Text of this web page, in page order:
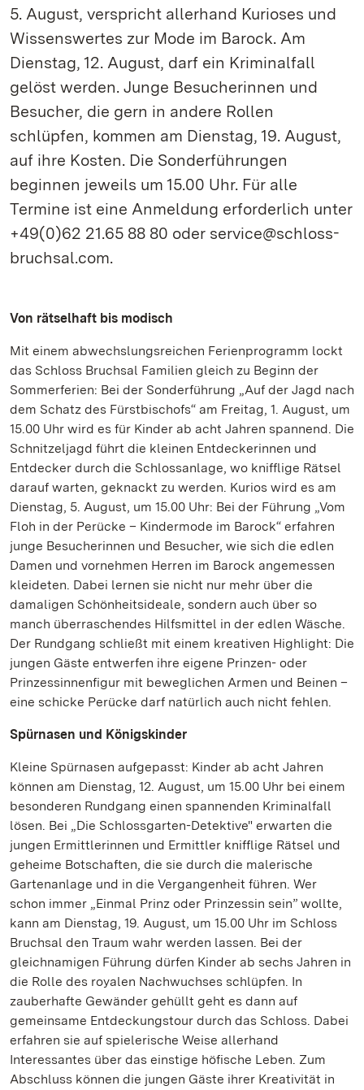
5. August, verspricht allerhand Kurioses und
Wissenswertes zur Mode im Barock. Am
Dienstag, 12. August, darf ein Kriminalfall
gelöst werden. Junge Besucherinnen und
Besucher, die gern in andere Rollen
schlüpfen, kommen am Dienstag, 19. August,
auf ihre Kosten. Die Sonderführungen
beginnen jeweils um 15.00 Uhr. Für alle
Termine ist eine Anmeldung erforderlich unter
+49(0)62 21.65 88 80 oder service@schloss-
bruchsal.com.
Von rätselhaft bis modisch
Mit einem abwechslungsreichen Ferienprogramm lockt
das Schloss Bruchsal Familien gleich zu Beginn der
Sommerferien: Bei der Sonderführung „Auf der Jagd nach
dem Schatz des Fürstbischofs“ am Freitag, 1. August, um
15.00 Uhr wird es für Kinder ab acht Jahren spannend. Die
Schnitzeljagd führt die kleinen Entdeckerinnen und
Entdecker durch die Schlossanlage, wo knifflige Rätsel
darauf warten, geknackt zu werden. Kurios wird es am
Dienstag, 5. August, um 15.00 Uhr: Bei der Führung „Vom
Floh in der Perücke – Kindermode im Barock“ erfahren
junge Besucherinnen und Besucher, wie sich die edlen
Damen und vornehmen Herren im Barock angemessen
kleideten. Dabei lernen sie nicht nur mehr über die
damaligen Schönheitsideale, sondern auch über so
manch überraschendes Hilfsmittel in der edlen Wäsche.
Der Rundgang schließt mit einem kreativen Highlight: Die
jungen Gäste entwerfen ihre eigene Prinzen- oder
Prinzessinnenfigur mit beweglichen Armen und Beinen –
eine schicke Perücke darf natürlich auch nicht fehlen.
Spürnasen und Königskinder
Kleine Spürnasen aufgepasst: Kinder ab acht Jahren
können am Dienstag, 12. August, um 15.00 Uhr bei einem
besonderen Rundgang einen spannenden Kriminalfall
lösen. Bei „Die Schlossgarten-Detektive" erwarten die
jungen Ermittlerinnen und Ermittler knifflige Rätsel und
geheime Botschaften, die sie durch die malerische
Gartenanlage und in die Vergangenheit führen. Wer
schon immer „Einmal Prinz oder Prinzessin sein” wollte,
kann am Dienstag, 19. August, um 15.00 Uhr im Schloss
Bruchsal den Traum wahr werden lassen. Bei der
gleichnamigen Führung dürfen Kinder ab sechs Jahren in
die Rolle des royalen Nachwuchses schlüpfen. In
zauberhafte Gewänder gehüllt geht es dann auf
gemeinsame Entdeckungstour durch das Schloss. Dabei
erfahren sie auf spielerische Weise allerhand
Interessantes über das einstige höfische Leben. Zum
Abschluss können die jungen Gäste ihrer Kreativität in